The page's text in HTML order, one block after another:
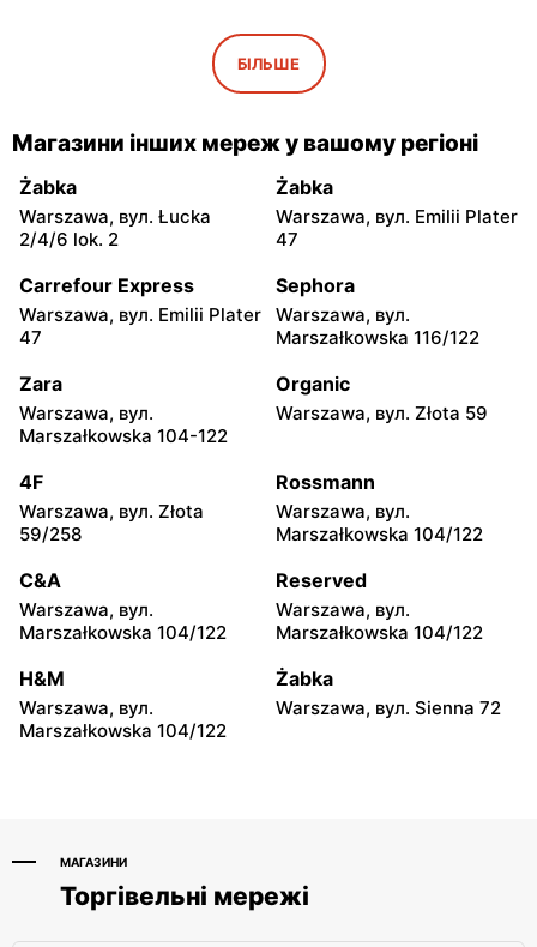
Iwaniska, вул. Ujazdowska
moje sklepy
Bogoria, вул. Rynek 30
moje sklepy
Gorzyce, вул. Szkolna 44 Grębów, вул. Wydrza 180
moje sklepy
Jadachy, вул. Jadachy 111
moje sklepy
Jeżowe, вул. Zalesie 77
moje sklepy
Kazimierza Wielka, вул.
Kolejowa 15
moje sklepy
Kamień, вул. Błonie 23
moje sklepy
Górki, вул. Górki 71
moje sklepy
Gumniska, вул. Gumniska
moje sklepy
Iwierzyce, вул. Iwierzyce
152A
moje sklepy
Tczew, вул. Franciszka
Żwirki 61
moje sklepy
Hyżne, вул. Hyżne 100
moje sklepy
Jarosław, вул. Pełkińska
147
moje sklepy
Niebylec, вул. Niebylec 139
moje sklepy
Opole, вул. Grudzicka 45
БІЛЬШЕ
Магазини інших мереж у вашому регіоні
Żabka
Warszawa, вул. Łucka
2/4/6 lok. 2
Żabka
Warszawa, вул. Emilii Plater
47
Carrefour Express
Warszawa, вул. Emilii Plater
47
Sephora
Warszawa, вул.
Marszałkowska 116/122
Zara
Warszawa, вул.
Marszałkowska 104-122
Organic
Warszawa, вул. Złota 59
4F
Warszawa, вул. Złota
59/258
Rossmann
Warszawa, вул.
Marszałkowska 104/122
C&A
Warszawa, вул.
Marszałkowska 104/122
Reserved
Warszawa, вул.
Marszałkowska 104/122
H&M
Warszawa, вул.
Marszałkowska 104/122
Żabka
Warszawa, вул. Sienna 72
МАГАЗИНИ
Торгівельні мережі